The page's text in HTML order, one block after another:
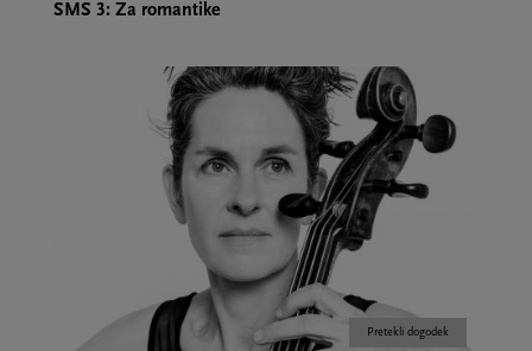
SMS 3: Za romantike
Pretekli dogodek